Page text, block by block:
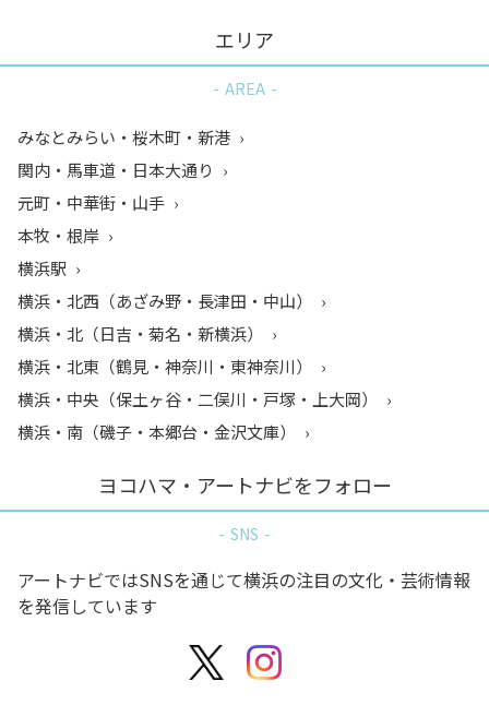
エリア
AREA
みなとみらい・桜木町・新港
関内・馬車道・日本大通り
元町・中華街・山手
本牧・根岸
横浜駅
横浜・北西（あざみ野・長津田・中山）
横浜・北（日吉・菊名・新横浜）
横浜・北東（鶴見・神奈川・東神奈川）
横浜・中央（保土ヶ谷・二俣川・戸塚・上大岡）
横浜・南（磯子・本郷台・金沢文庫）
ヨコハマ・アートナビをフォロー
SNS
アートナビではSNSを通じて横浜の注目の文化・芸術情報
を発信しています